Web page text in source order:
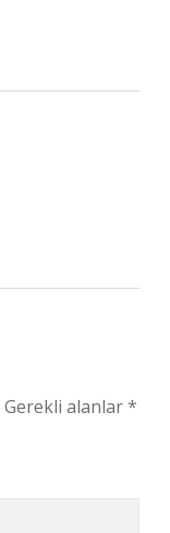
Gerekli alanlar*